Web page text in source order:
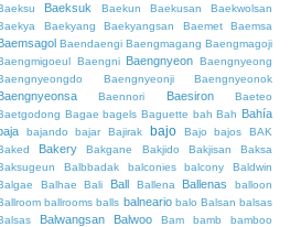
Baeksuk Baekun Baekusan
Baekwolsan
Baekyang Baekyangsan Baemet Baemsa
Baendaengi Baengmagang Baengmagoji
Baengni Baengnyeon Baengnyeong
Baengnyeonji Baengnyeonok
Baennori Baesiron
Baeteo
Bagae bagels Baguette bah Bah Bahía
bajando bajar Bajirak bajo Bajo bajos
BAK
Bakery Bakgane Bakjido Bakjisan
Baksa
Balbbadak balconies balcony
Baldwin
Balhae Bali Ball Ballena Ballenas
balloon
ballrooms balls balneario balo Balsan balsas
Balwangsan Balwoo Bam bamb
bamboo